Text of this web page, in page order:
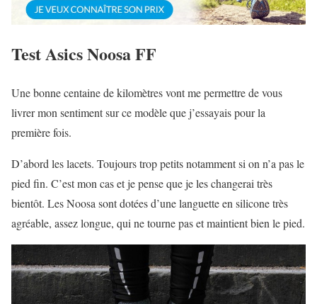
Test Asics Noosa FF
Une bonne centaine de kilomètres vont me permettre de vous
livrer mon sentiment sur ce modèle que j’essayais pour la
première fois.
D’abord les lacets. Toujours trop petits notamment si on n’a pas le
pied fin. C’est mon cas et je pense que je les changerai très
bientôt. Les Noosa sont dotées d’une languette en silicone très
agréable, assez longue, qui ne tourne pas et maintient bien le pied.